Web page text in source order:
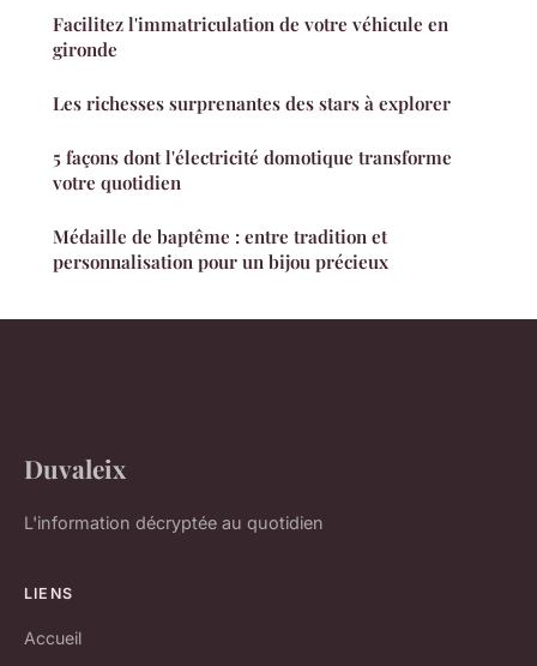
Facilitez l'immatriculation de votre véhicule en
gironde
Les richesses surprenantes des stars à explorer
5 façons dont l'électricité domotique transforme
votre quotidien
Médaille de baptême : entre tradition et
personnalisation pour un bijou précieux
Duvaleix
L'information décryptée au quotidien
LIENS
Accueil